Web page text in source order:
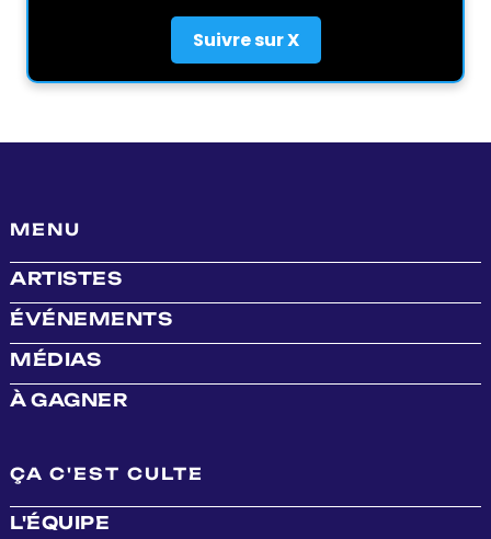
Suivre sur X
MENU
ARTISTES
ÉVÉNEMENTS
MÉDIAS
À GAGNER
ÇA C'EST CULTE
L'ÉQUIPE